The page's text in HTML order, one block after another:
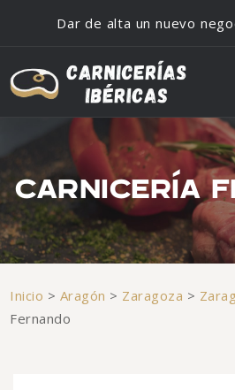
Dar de alta un nuevo
CARNICERÍA
Inicio > Aragón > Zaragoza >
Fernando